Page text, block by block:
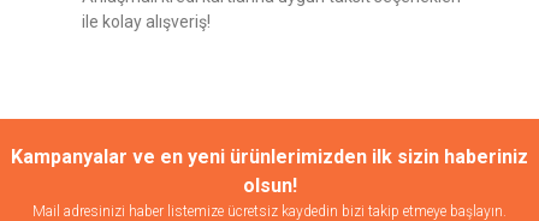
ile kolay alışveriş!
Kampanyalar ve en yeni ürünlerimizden ilk sizin haberiniz
olsun!
Mail adresinizi haber listemize ücretsiz kaydedin bizi takip etmeye başlayın.